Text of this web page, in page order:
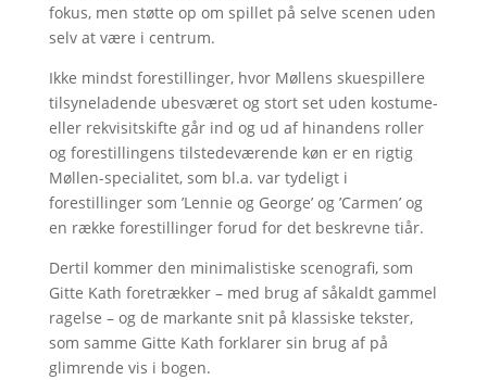
fokus, men støtte op om spillet på selve scenen uden
selv at være i centrum.
Ikke mindst forestillinger, hvor Møllens skuespillere
tilsyneladende ubesværet og stort set uden kostume-
eller rekvisitskifte går ind og ud af hinandens roller
og forestillingens tilstedeværende køn er en rigtig
Møllen-specialitet, som bl.a. var tydeligt i
forestillinger som ’Lennie og George’ og ’Carmen’ og
en række forestillinger forud for det beskrevne tiår.
Dertil kommer den minimalistiske scenografi, som
Gitte Kath foretrækker – med brug af såkaldt gammel
ragelse – og de markante snit på klassiske tekster,
som samme Gitte Kath forklarer sin brug af på
glimrende vis i bogen.